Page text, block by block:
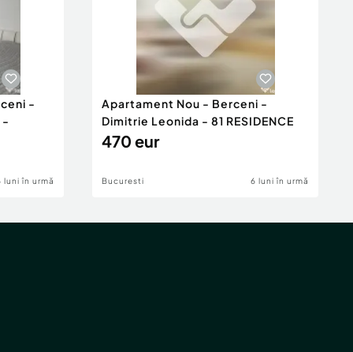
-
-
luni în urmă
Apartament Nou - Berceni -
Dimitrie Leonida - 81 RESIDENCE
470 eur
Bucuresti 6 luni în urmă